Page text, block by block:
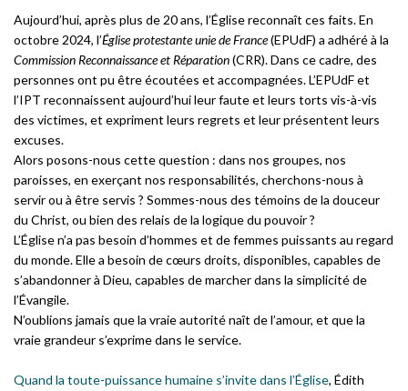
Aujourd’hui, après plus de 20 ans, l’Église reconnaît ces faits. En
octobre 2024, l’Église protestante unie de France(EPUdF) a adhéré à la
Commission Reconnaissance et Réparation(CRR). Dans ce cadre, des
personnes ont pu être écoutées et accompagnées. L’EPUdF et
l’IPT reconnaissent aujourd’hui leur faute et leurs torts vis-à-vis
des victimes, et expriment leurs regrets et leur présentent leurs
excuses.
Alors posons-nous cette question : dans nos groupes, nos
paroisses, en exerçant nos responsabilités, cherchons-nous à
servir ou à être servis ? Sommes-nous des témoins de la douceur
du Christ, ou bien des relais de la logique du pouvoir ?
L’Église n’a pas besoin d’hommes et de femmes puissants au regard
du monde. Elle a besoin de cœurs droits, disponibles, capables de
s’abandonner à Dieu, capables de marcher dans la simplicité de
l’Évangile.
N’oublions jamais que la vraie autorité naît de l’amour, et que la
vraie grandeur s’exprime dans le service.
Quand la toute-puissance humaine s’invite dans l’Église, Édith